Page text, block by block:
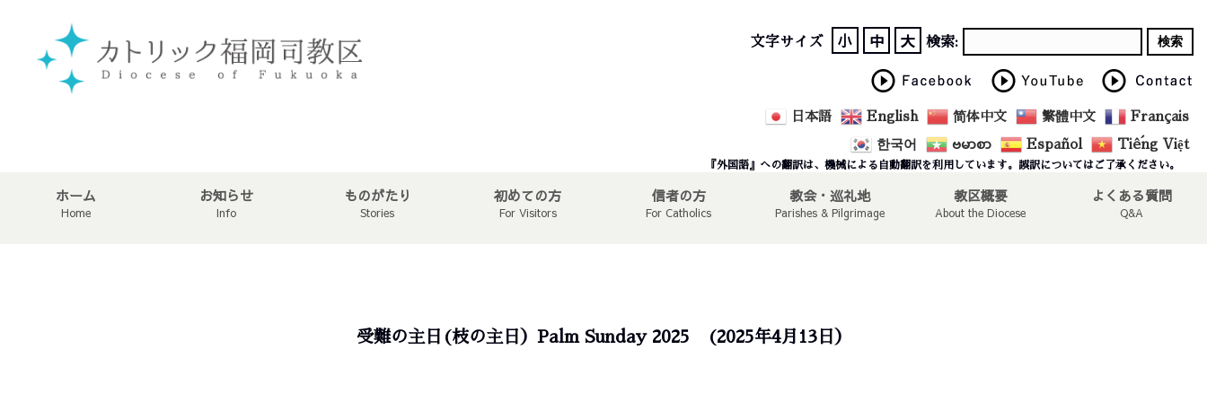
文字サイズ 小 中 大 検索:
日本語 English 简体中文 繁體中文 Français
한국어 ဗမာစာ Español Tiếng Việt
『外国語』への翻訳は、機械による自動翻訳を利用しています。誤訳についてはご了承ください。
ホーム
Home
お知らせ
Info
ものがたり
Stories
初めての方
For Visitors
信者の方
For Catholics
教会・巡礼地
Parishes & Pilgrimage
教区概要
About the Diocese
よくある質問
Q&A
受難の主日(枝の主日）Palm Sunday 2025 (2025年4月13日）